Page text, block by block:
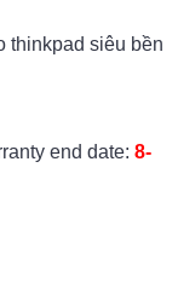
thinkpad siêu bền
end date: 8-